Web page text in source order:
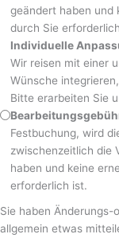
geändert haben und
durch Sie
Individuelle
Wir reisen mit einer
Wünsche
Bitte erarbeiten Sie
Festbuchung, wird
zwischenzeitlich die
haben und keine
erforderlich ist.
Sie haben
allgemein etwas